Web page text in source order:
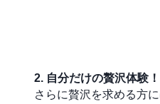
2. 自分だけの贅沢体験
さらに贅沢を求める方に